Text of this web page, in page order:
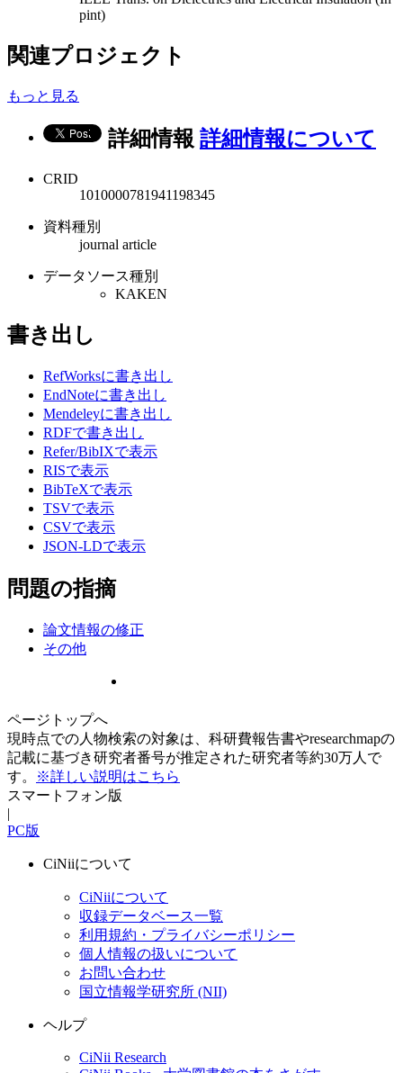
pint)
関連プロジェクト
もっと見る
詳細情報 詳細情報について
CRID
1010000781941198345
資料種別
journal article
データソース種別
KAKEN
書き出し
RefWorksに書き出し
EndNoteに書き出し
Mendeleyに書き出し
RDFで書き出し
Refer/BibIXで表示
RISで表示
BibTeXで表示
TSVで表示
CSVで表示
JSON-LDで表示
問題の指摘
論文情報の修正
その他
ページトップへ
現時点での人物検索の対象は、科研費報告書やresearchmapの
記載に基づき研究者番号が推定された研究者等約30万人で
す。
※詳しい説明はこちら
スマートフォン版
|
PC版
CiNiiについて
CiNiiについて
収録データベース一覧
利用規約・プライバシーポリシー
個人情報の扱いについて
お問い合わせ
国立情報学研究所 (NII)
ヘルプ
CiNii Research